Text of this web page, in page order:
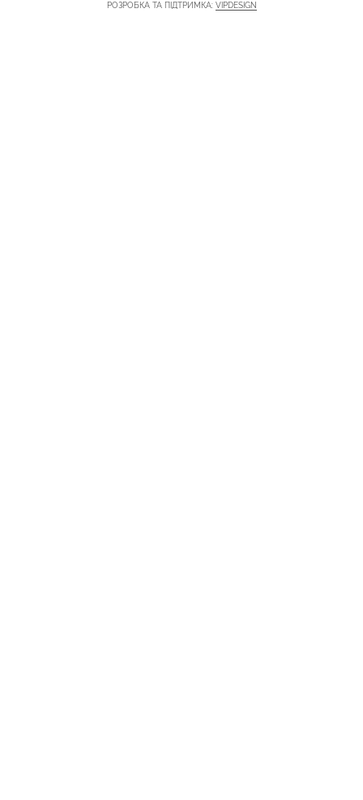
РОЗРОБКА ТА ПІДТРИМКА: VIPDESIGN